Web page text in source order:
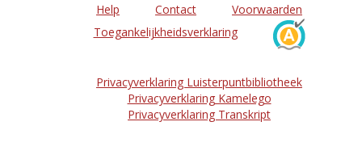
Help Contact
Voorwaarden
Toegankelijkheidsverklaring
Privacyverklaring Luisterpuntbibliotheek
Privacyverklaring Kamelego
Privacyverklaring Transkript